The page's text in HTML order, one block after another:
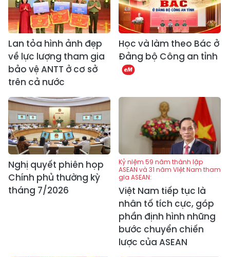
Lan tỏa hình ảnh đẹp
về lực lượng tham gia
bảo vệ ANTT ở cơ sở
trên cả nước
Học và làm theo Bác ở
Đảng bộ Công an tỉnh
Nghị quyết phiên họp
Chính phủ thường kỳ
tháng 7/2026
Kỷ niệm 59 năm thành lập
ASEAN và 31 năm Việt Nam tham
gia ASEAN:
Việt Nam tiếp tục là
nhân tố tích cực, góp
phần định hình những
bước chuyển chiến
lược của ASEAN